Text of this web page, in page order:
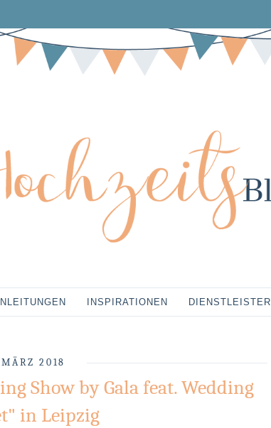
INSPIRATIONEN DIENSTLEISTER
2018
Show by Gala feat. Wedding
in Leipzig